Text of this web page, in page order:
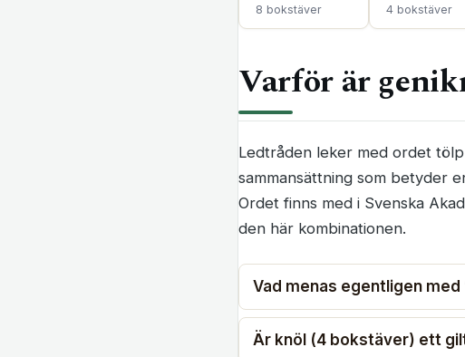
8 bokstäver 4 bokstäver
Varför är
Ledtråden leker med ordet
sammansättning som betyder
Ordet finns med i Svenska
den här kombinationen.
Vad menas egentligen med
Är knöl (4 bokstäver) ett